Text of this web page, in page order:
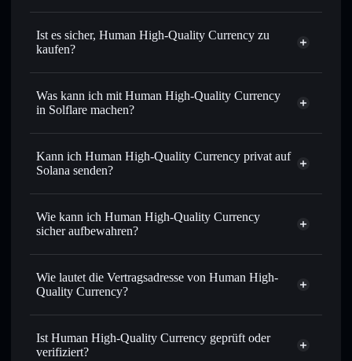
Ist es sicher, Human High-Quality Currency zu
kaufen?
Human High-Quality Currency
Was kann ich mit Human High-Quality Currency
in Solflare machen?
Human High-Quality Currency Solflare-Wallet
Sofort tauschen
– handle HHQC gegen SOL, USDC oder
Routing zum bestmöglichen Kurs
Limit-Orders setzen – automatisiere Trades zu deinem
Zielkurs für HHQC
Durchschnittskosteneffekt nutzen– Schritt für Schritt
Privat senden
– übertrage HHQC, ohne Wallets öffentlich
zu verknüpfen, mithilfe des in Solflare integrierten Privacy
Aggregators
In Echtzeit verfolgen– überwache Kurs, Volumen,
Marktkapitalisierung und Liquidität von HHQC
Kann ich Human High-Quality Currency privat auf
Solana senden?
Privacy
Wie kann ich Human High-Quality Currency
sicher aufbewahren?
Human High-Quality Currency
Solflare
Privacy Aggregator
Wie lautet die Vertragsadresse von Human High-
Quality Currency?
Human High-
CSnPBkNRqk4aUEuAgrFnWTGZJFUMzimz9EYh8yTarLE8
Ist Human High-Quality Currency geprüft oder
verifiziert?